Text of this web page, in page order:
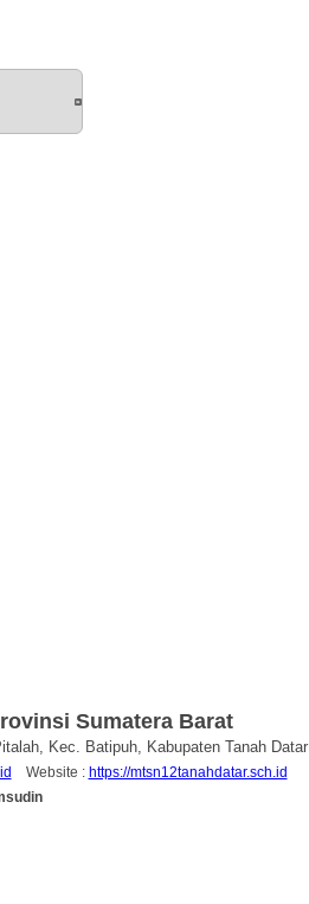
Sumatera Barat
Kec. Batipuh, Kabupaten Tanah Datar
Website : https://mtsn12tanahdatar.sch.id